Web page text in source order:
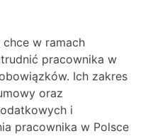
w ramach
pracownika w
Ich zakres
oraz
i
pracownika w Polsce